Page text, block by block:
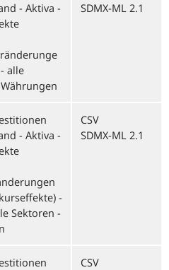
- Aktiva -
alle
SDMX-ML 2.1
- Aktiva -
-
Sektoren -
CSV
SDMX-ML 2.1
CSV